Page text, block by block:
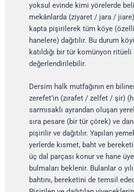
yoksul evinde kimi yörelerde
mekânlarda (ziyaret / jara /
kapta pişirilerek tüm köye
hanelere) dağıtılır. Bu durum
katıldığı bir tür komünyon
değerlendirilebilir.
Dersim halk mutfağının en
zerefet’in (zırafet / zelfet / şir)
sarmısaklı ayrandan oluşan
sıra pesare (bir tür çörek) ve
pişirilir ve dağıtılır. Yapılan
yerlerde kısmet, baht ve
üç dal parçası konur ve hane
bulmaları beklenir. Bulanlar o
bahtını, bereketini de temsil